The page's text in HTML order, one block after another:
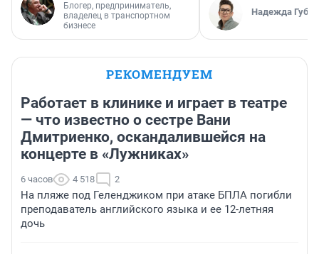
Блогер, предприниматель,
владелец в транспортном
бизнесе
Надежда
РЕКОМЕНДУЕМ
Работает в клинике и играет в театре
— что известно о сестре Вани
Дмитриенко, оскандалившейся на
концерте в «Лужниках»
6 часов 4 518 2
На пляже под Геленджиком при атаке БПЛА погибли
преподаватель английского языка и ее 12-летняя
дочь